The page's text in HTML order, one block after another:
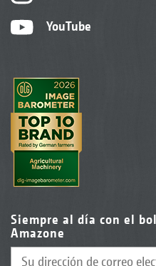
YouTube
Siempre al día con el
Amazone